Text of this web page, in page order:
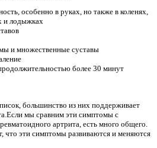
особенно в руках, но также в коленях,
и лодыжках
и множественные суставы
более 30 минут
большинство из них поддерживает
мы сравним эти симптомы с
артрита, есть много общего.
что эти симптомы развиваются и меняются